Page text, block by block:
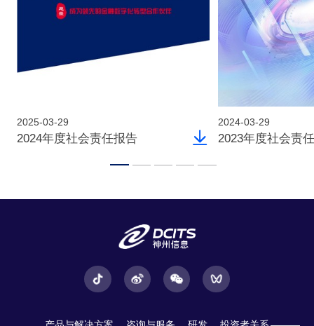
2025-03-29
2024年度社会责任报告
2024-03-29
2023年度社会责